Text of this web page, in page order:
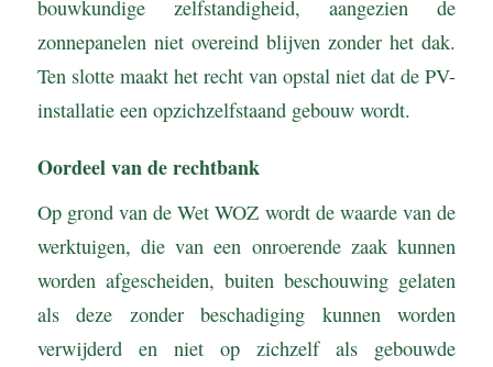
bouwkundige zelfstandigheid, aangezien de
zonnepanelen niet overeind blijven zonder het dak.
Ten slotte maakt het recht van opstal niet dat de PV-
installatie een opzichzelfstaand gebouw wordt.
Oordeel van de rechtbank
Op grond van de Wet WOZ wordt de waarde van de
werktuigen, die van een onroerende zaak kunnen
worden afgescheiden, buiten beschouwing gelaten
als deze zonder beschadiging kunnen worden
verwijderd en niet op zichzelf als gebouwde